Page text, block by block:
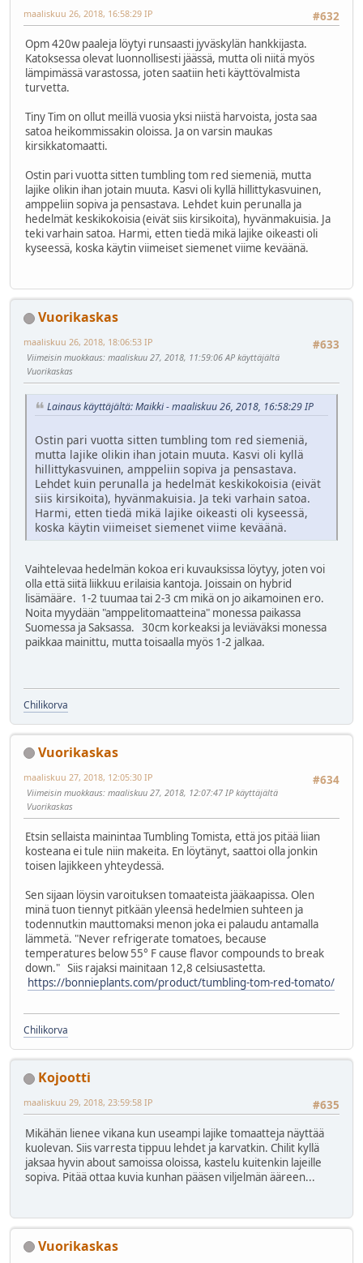
#632
maaliskuu 26, 2018, 16:58:29 IP
Opm 420w paaleja löytyi runsaasti jyväskylän hankkijasta.
Katoksessa olevat luonnollisesti jäässä, mutta oli niitä myös
lämpimässä varastossa, joten saatiin heti käyttövalmista
turvetta.
Tiny Tim on ollut meillä vuosia yksi niistä harvoista, josta saa
satoa heikommissakin oloissa. Ja on varsin maukas
kirsikkatomaatti.
Ostin pari vuotta sitten tumbling tom red siemeniä, mutta
lajike olikin ihan jotain muuta. Kasvi oli kyllä hillittykasvuinen,
amppeliin sopiva ja pensastava. Lehdet kuin perunalla ja
hedelmät keskikokoisia (eivät siis kirsikoita), hyvänmakuisia. Ja
teki varhain satoa. Harmi, etten tiedä mikä lajike oikeasti oli
kyseessä, koska käytin viimeiset siemenet viime keväänä.
Vuorikaskas
#633
maaliskuu 26, 2018, 18:06:53 IP
Viimeisin muokkaus: maaliskuu 27, 2018, 11:59:06 AP käyttäjältä
Vuorikaskas
Lainaus käyttäjältä: Maikki - maaliskuu 26, 2018, 16:58:29 IP
Ostin pari vuotta sitten tumbling tom red siemeniä,
mutta lajike olikin ihan jotain muuta. Kasvi oli kyllä
hillittykasvuinen, amppeliin sopiva ja pensastava.
Lehdet kuin perunalla ja hedelmät keskikokoisia (eivät
siis kirsikoita), hyvänmakuisia. Ja teki varhain satoa.
Harmi, etten tiedä mikä lajike oikeasti oli kyseessä,
koska käytin viimeiset siemenet viime keväänä.
Vaihtelevaa hedelmän kokoa eri kuvauksissa löytyy, joten voi
olla että siitä liikkuu erilaisia kantoja. Joissain on hybrid
lisämääre. 1-2 tuumaa tai 2-3 cm mikä on jo aikamoinen ero.
Noita myydään "amppelitomaatteina" monessa paikassa
Suomessa ja Saksassa. 30cm korkeaksi ja leviäväksi monessa
paikkaa mainittu, mutta toisaalla myös 1-2 jalkaa.
Chilikorva
Vuorikaskas
#634
maaliskuu 27, 2018, 12:05:30 IP
Viimeisin muokkaus: maaliskuu 27, 2018, 12:07:47 IP käyttäjältä
Vuorikaskas
Etsin sellaista mainintaa Tumbling Tomista, että jos pitää liian
kosteana ei tule niin makeita. En löytänyt, saattoi olla jonkin
toisen lajikkeen yhteydessä.
Sen sijaan löysin varoituksen tomaateista jääkaapissa. Olen
minä tuon tiennyt pitkään yleensä hedelmien suhteen ja
todennutkin mauttomaksi menon joka ei palaudu antamalla
lämmetä. "Never refrigerate tomatoes, because
temperatures below 55° F cause flavor compounds to break
down." Siis rajaksi mainitaan 12,8 celsiusastetta.
https://bonnieplants.com/product/tumbling-tom-red-tomato/
Chilikorva
Kojootti
#635
maaliskuu 29, 2018, 23:59:58 IP
Mikähän lienee vikana kun useampi lajike tomaatteja näyttää
kuolevan. Siis varresta tippuu lehdet ja karvatkin. Chilit kyllä
jaksaa hyvin about samoissa oloissa, kastelu kuitenkin lajeille
sopiva. Pitää ottaa kuvia kunhan pääsen viljelmän ääreen...
Vuorikaskas